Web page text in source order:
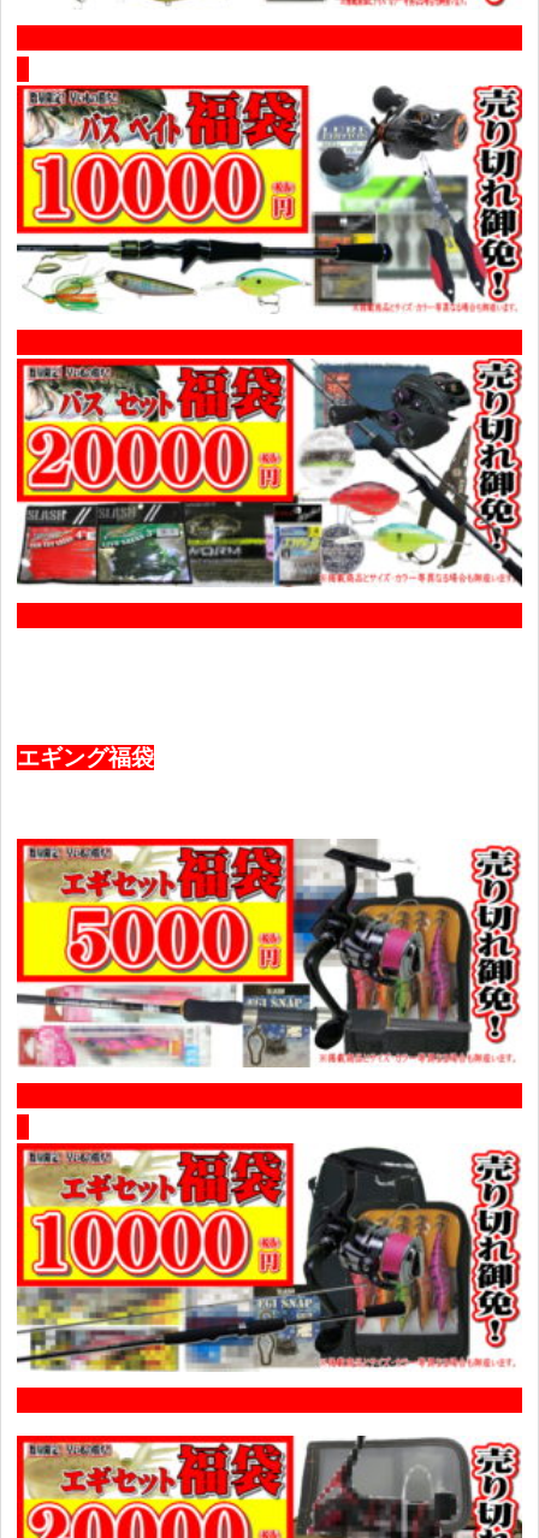
エギング福袋